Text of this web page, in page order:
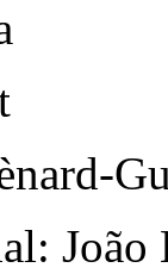
João